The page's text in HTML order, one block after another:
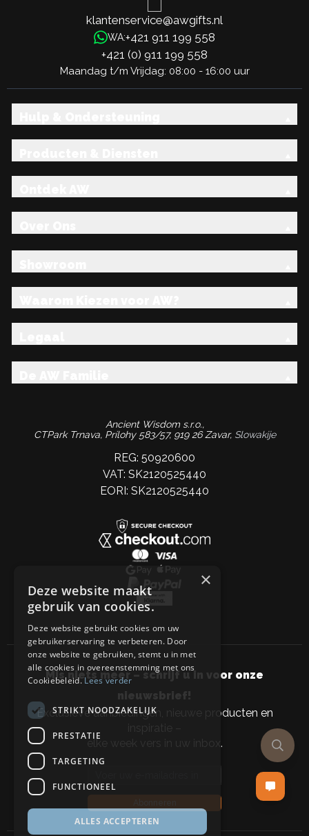
klantenservice@awgifts.nl
WA:+421 911 199 558
+421 (0) 911 199 558
Maandag t/m Vrijdag: 08:00 - 16:00 uur
Ancient Wisdom s.r.o.,
CTPark Trnava, Prílohy 583/57, 919 26 Zavar, Slowakije
REG: 50920600
VAT: SK2120525440
EORI: SK2120525440
Mis niets meer – schrijf u in voor onze
nieuwsbrief!
Exclusieve aanbiedingen, nieuwe producten en
inspiratie –
elke week vers in uw inbox.
×
Deze website maakt
gebruik van cookies.
Deze website gebruikt cookies om uw
gebruikerservaring te verbeteren. Door
onze website te gebruiken, stemt u in met
alle cookies in overeenstemming met ons
Cookiebeleid.Lees verder
STRIKT NOODZAKELIJK
PRESTATIE
TARGETING
FUNCTIONEEL
ALLES ACCEPTEREN